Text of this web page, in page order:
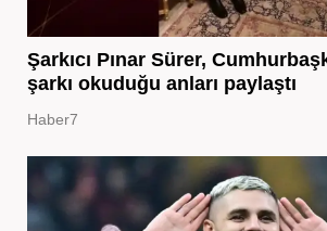
Şarkıcı Pınar Sürer,
şarkı okuduğu anları paylaştı
Haber7